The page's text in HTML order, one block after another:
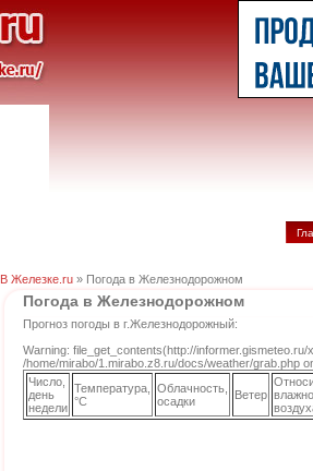
В Железке.ru » Погода в Железнодорожном
Погода в Железнодорожном
Прогноз погоды в г.Железнодорожный:
Warning: file_get_contents(http://
/home/mirabo/1.mirabo.z8.ru/docs/weather/grab.php
Число,
день
недели
Температура,
°C
Облачность,
осадки
Ветер